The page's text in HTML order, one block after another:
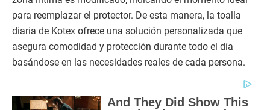
para reemplazar el protector. De esta manera, la toalla
diaria de Kotex ofrece una solución personalizada que
asegura comodidad y protección durante todo el día
basándose en las necesidades reales de cada persona.